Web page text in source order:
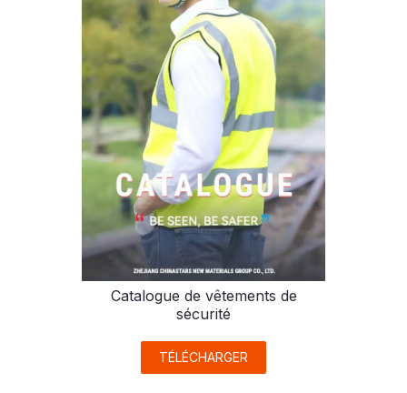
Catalogue de vêtements de
sécurité
TÉLÉCHARGER